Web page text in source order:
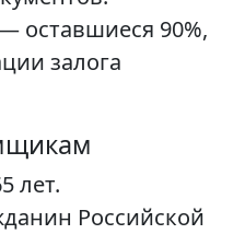
оставшиеся 90%,
залога
лет.
Российской